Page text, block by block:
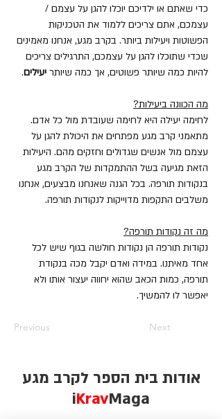
כדי שאתם או ילדיכם יוכלו להגן על עצמם /
עצמכם, אתם צריכים ללמוד את הטכניקות
הפשוטות ויעילות ביותר. בקרב מגע, אנחנו מאמינים
שכדי שתוכלו להגן על עצמכם, התרגילים צריכים
להיות כמה שיותר פשוטים, אך כמה שיותר יעילים.
מה הכוונה ביעילות?
לחימה יעילה היא לחימה שעובדת מול כל אדם.
מתאמני קרב מגע מפתחים את היכולת להגן על
עצמם מול אנשים שגדולים וחזקים מהם. היעילות
הזאת מגיעה בשל ההתמקדות של הקרב מגע
בנקודות תורפה. בכל הגנה שאנחנו מבצעים, אנחנו
משלבים התקפות מדוייקות לנקודות תורפה.
מה זה נקודות תורפה?
נקודות תורפה הן נקודות חולשה בגוף שיש לכל
אחד מאיתנו. במידה ואדם יקבל מכה בנקודת
תורפה, כמות הכאב שהוא יחווה יעצור אותו ולא
יאפשר לו להמשיך.
Previous Next
אודות בית הספר לקרב מגע
iKravMaga